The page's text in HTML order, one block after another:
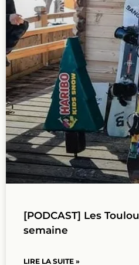
[PODCAST] Les
semaine
LIRE LA SUITE »